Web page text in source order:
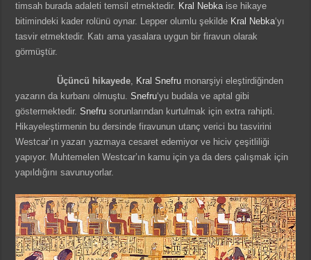
timsah burada adaleti temsil etmektedir. Kral Nebkaise hikaye
bitimindeki kader rolünü oynar. Lepper olumlu şekilde Kral Nebka‘yı
tasvir etmektedir. Katı ama yasalara uygun bir firavun olarak
görmüştür.
Üçüncü hikayede, Kral Snefru monarşiyi eleştirdiğinden
yazarın da kurbanı olmuştu.Snefru‘yu budala ve aptal gibi
göstermektedir.Snefru sorunlarından kurtulmak için extra rahipti.
Hikayeleştirmenin bu dersinde firavunun utanç verici bu tasvirini
Westcar’ın yazarı yazmaya cesaret edemiyor ve hiciv çeşitliliği
yapıyor. Muhtemelen Westcar’ın kamu için ya da ders çalışmak için
yapıldığını savunuyorlar.